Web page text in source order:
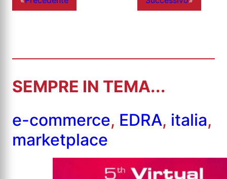
SEMPRE IN TEMA...
e-commerce, EDRA, italia,
marketplace